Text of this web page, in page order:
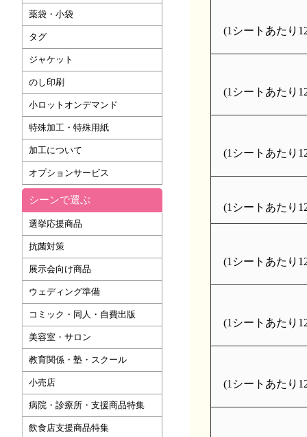
(1シートあたり
(1シートあたり
(1シートあたり
(1シートあたり
(1シートあたり
(1シートあたり
(1シートあたり
薬袋・小袋
タグ
ジャケット
のし印刷
小ロットオンデマンド
特殊加工・特殊用紙
加工について
オプションサービス
シーンで選ぶ
選挙応援商品
抗菌対策
展示会向け商品
ウェディング準備
コミック・同人・自費出版
美容室・サロン
教育関係・塾・スクール
小売店
病院・診療所・支援商品特集
飲食店支援商品特集